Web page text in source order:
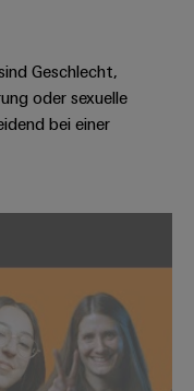
Geschlecht,
oder sexuelle
bei einer